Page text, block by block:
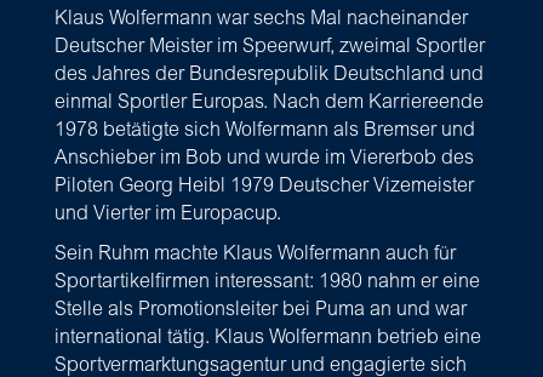
Klaus Wolfermann war sechs Mal nacheinander
Deutscher Meister im Speerwurf, zweimal Sportler
des Jahres der Bundesrepublik Deutschland und
einmal Sportler Europas. Nach dem Karriereende
1978 betätigte sich Wolfermann als Bremser und
Anschieber im Bob und wurde im Viererbob des
Piloten Georg Heibl 1979 Deutscher Vizemeister
und Vierter im Europacup.
Sein Ruhm machte Klaus Wolfermann auch für
Sportartikelfirmen interessant: 1980 nahm er eine
Stelle als Promotionsleiter bei Puma an und war
international tätig. Klaus Wolfermann betrieb eine
Sportvermarktungsagentur und engagierte sich